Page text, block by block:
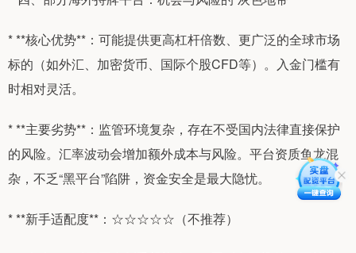
* **核心优势**：可能提供更高杠杆倍数、更广泛的全球市场
标的（如外汇、加密货币、国际个股CFD等）。入金门槛有
时相对灵活。
* **主要劣势**：监管环境复杂，存在不受国内法律直接保护
的风险。汇率波动会增加额外成本与风险。平台资质鱼龙混
杂，不乏“黑平台”陷阱，资金安全是最大隐忧。
* **新手适配度**：☆☆☆☆☆（不推荐）